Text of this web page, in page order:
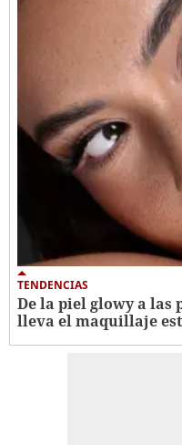
TENDENCIAS
De la piel glowy a las
lleva el maquillaje